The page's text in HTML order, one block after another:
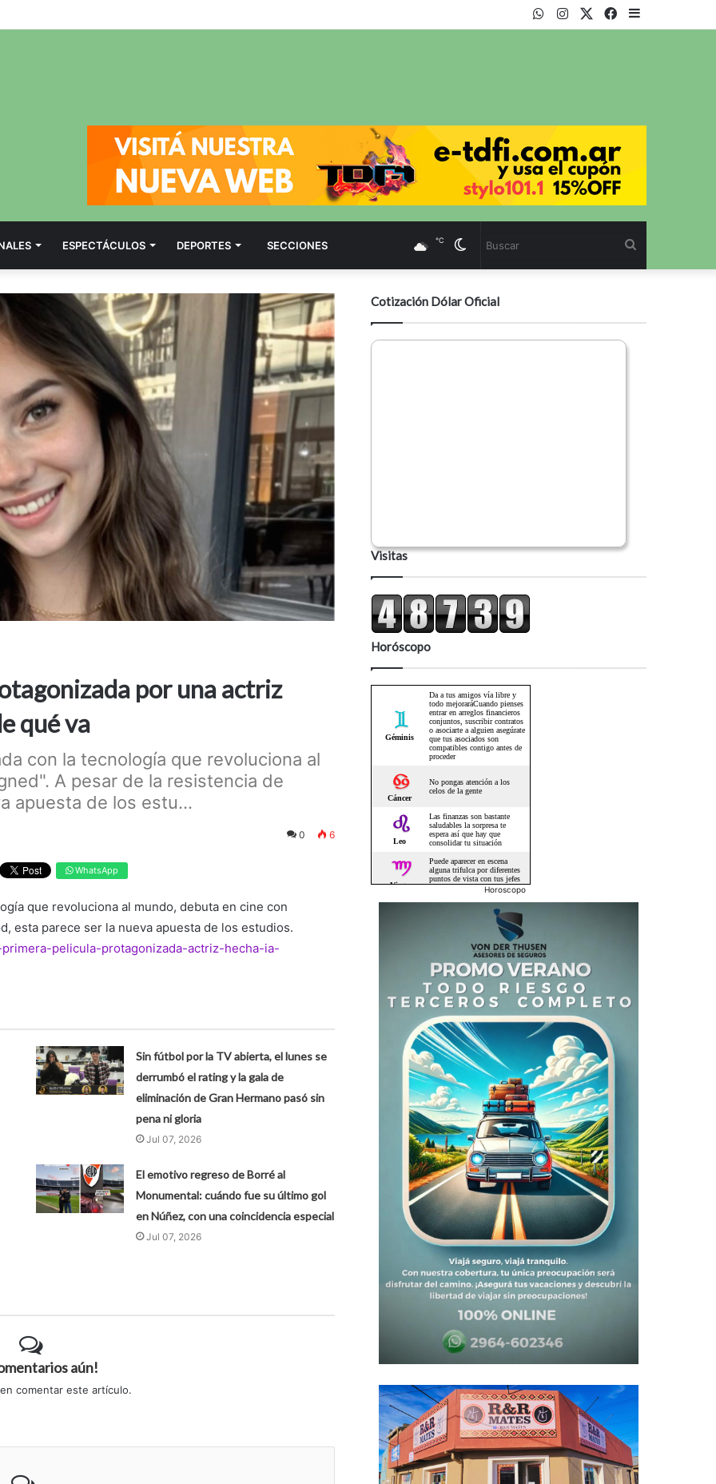
Facebook
Twitter
Instagram
WhatsApp
ESPECTÁCULOS DEPORTES SECCIONES Cambiar
modo
℃
por una actriz
qué va
con la tecnología que revoluciona al
A pesar de la resistencia de
apuesta de los estu...
0 6
WhatsApp
que revoluciona al mundo, debuta en cine con
esta parece ser la nueva apuesta de los estudios.
pelicula-protagonizada-actriz-hecha-ia-
Sin fútbol por la TV abierta, el lunes se
derrumbó el rating y la gala de
eliminación de Gran Hermano pasó sin
pena ni gloria
Jul 07, 2026
El emotivo regreso de Borré al
Monumental: cuándo fue su último gol
en Núñez, con una coincidencia especial
Jul 07, 2026
aún!
comentar este artículo.
Cotización Dólar Oficial
Visitas
Horóscopo
Horoscopo